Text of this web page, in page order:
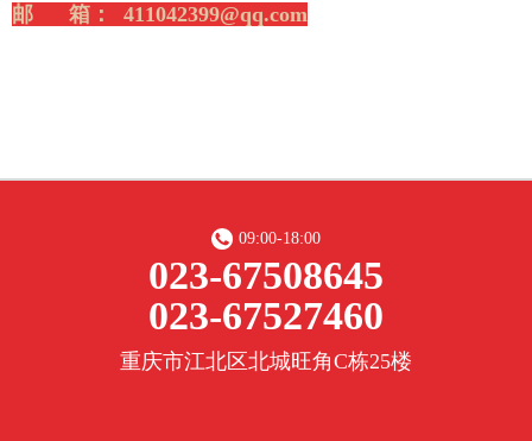
邮 箱： 411042399@qq.com
09:00-18:00
023-67508645
023-67527460
重庆市江北区北城旺角C栋25楼